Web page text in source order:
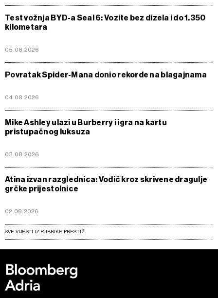
Test vožnja BYD-a Seal 6: Vozite bez dizela i do 1.350
kilometara
05.08.2026
Povratak Spider-Mana donio rekorde na blagajnama
04.08.2026
Mike Ashley ulazi u Burberry i igra na kartu
pristupačnog luksuza
03.08.2026
Atina izvan razglednica: Vodič kroz skrivene dragulje
grčke prijestolnice
02.08.2026
SVE VIJESTI IZ RUBRIKE PRESTIŽ